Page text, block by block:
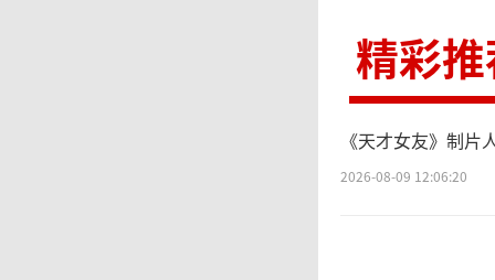
精彩
《天才女友》制片
2026-08-09 12:06:20